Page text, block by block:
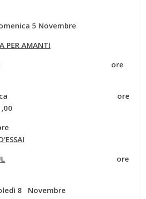
5 Novembre
PER AMANTI
– Venerdì ore
Domenica ore
Novembre
ore
8 Novembre